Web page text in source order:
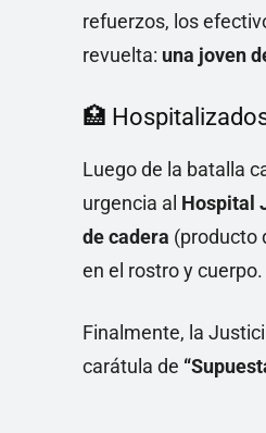
refuerzos, los
revuelta: una joven
🏥
Luego de la batalla
urgencia al Hospital
de cadera (producto
en el rostro y cuerpo.
Finalmente, la
carátula de